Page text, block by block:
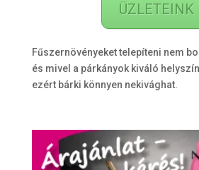
ÜZLETEINK
Fűszernövényeket telepíteni nem
és mivel a párkányok kiváló
ezért bárki könnyen nekivághat.